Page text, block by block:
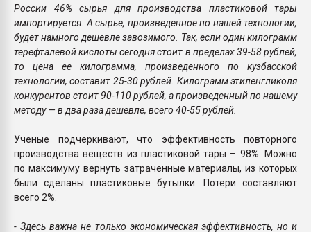
России 46% сырья для производства пластиковой тары
импортируется. А сырье, произведенное по нашей технологии,
будет намного дешевле завозимого. Так, если один килограмм
терефталевой кислоты сегодня стоит в пределах 39-58 рублей,
то цена ее килограмма, произведенного по кузбасской
технологии, составит 25-30 рублей. Килограмм этиленгликоля
конкурентов стоит 90-110 рублей, а произведенный по нашему
методу — в два раза дешевле, всего 40-55 рублей.
Ученые подчеркивают, что эффективность повторного
производства веществ из пластиковой тары – 98%. Можно
по максимуму вернуть затраченные материалы, из которых
были сделаны пластиковые бутылки. Потери составляют
всего 2%.
- Здесь важна не только экономическая эффективность, но и